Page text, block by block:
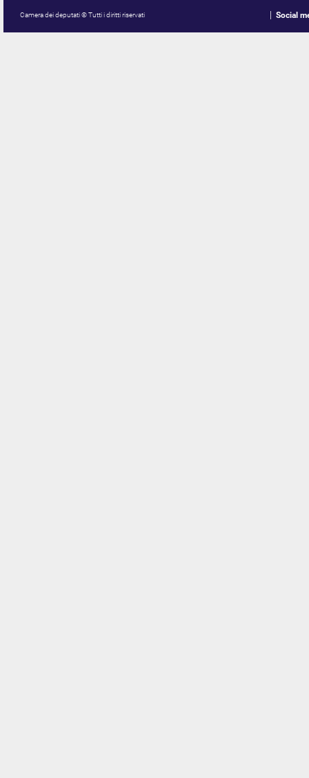
Camera dei deputati © Tutti i diritti riservati Social